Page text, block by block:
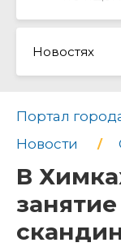
Новостях
Портал
Новости
В